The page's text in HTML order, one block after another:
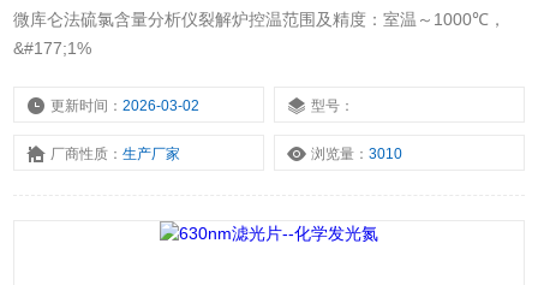
微库仑法硫氯含量分析仪裂解炉控温范围及精度：室温～1000℃，
&#177;1%
更新时间：2026-03-02 型号：
厂商性质：生产厂家 浏览量：3010